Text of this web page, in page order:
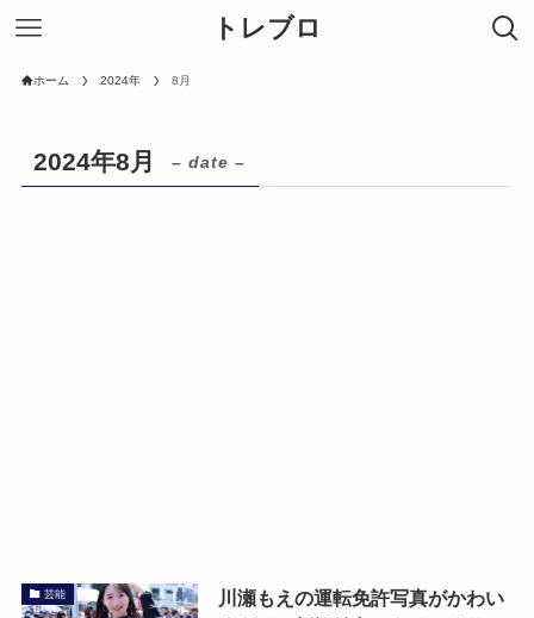
トレブロ
ホーム 2024年 8月
2024年8月 – date –
芸能
川瀬もえの運転免許写真がかわい